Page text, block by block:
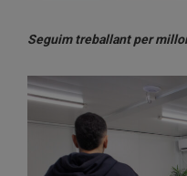
Seguim treballant per